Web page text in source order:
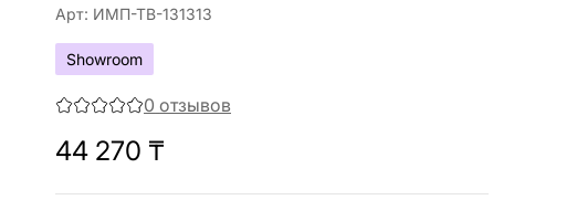
Арт: ИМП-ТВ-131313
Showroom
0 отзывов
44 270 ₸